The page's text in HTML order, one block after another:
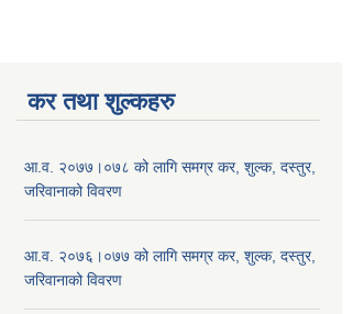
कर तथा शुल्कहरु
आ.व. २०७७।०७८ को लागि समग्र कर, शुल्क, दस्तुर,
जरिवानाको विवरण
आ.व. २०७६।०७७ को लागि समग्र कर, शुल्क, दस्तुर,
जरिवानाको विवरण